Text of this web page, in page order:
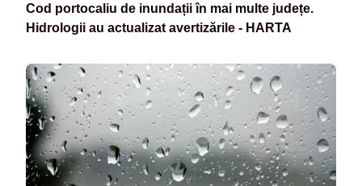
Cod portocaliu de inundații în mai multe județe.
Hidrologii au actualizat avertizările - HARTA